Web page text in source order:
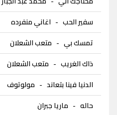
سفير الحب - اغاني منفرده
تمسك بي - متعب الشعلان
ذاك الغريب - متعب الشعلان
الدنيا فينا بتعاند - مولوتوف
حاله - ماريا جبران